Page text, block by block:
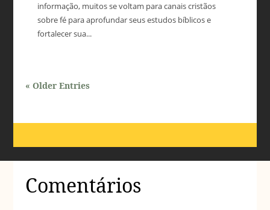
informação, muitos se voltam para canais cristãos
sobre fé para aprofundar seus estudos bíblicos e
fortalecer sua...
« Older Entries
Comentários